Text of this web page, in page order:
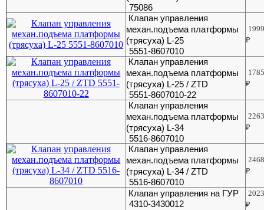
75086
Клапан управления
механ.подъема платформы
(трясуха) L-25
5551-8607010
₽
Клапан управления
механ.подъема платформы
(трясуха) L-25 / ZTD
5551-8607010-22
₽
Клапан управления
механ.подъема платформы
(трясуха) L-34
5516-8607010
₽
Клапан управления
механ.подъема платформы
(трясуха) L-34 / ZTD
5516-8607010
₽
Клапан управления на ГУР
4310-3430012
₽